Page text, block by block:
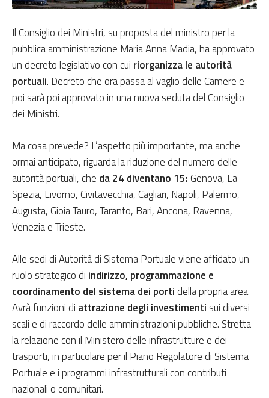
Il Consiglio dei Ministri, su proposta del ministro per la
pubblica amministrazione Maria Anna Madia, ha approvato
un decreto legislativo con cui riorganizza le autorità
portuali. Decreto che ora passa al vaglio delle Camere e
poi sarà poi approvato in una nuova seduta del Consiglio
dei Ministri.
Ma cosa prevede? L’aspetto più importante, ma anche
ormai anticipato, riguarda la riduzione del numero delle
autorità portuali, che da 24 diventano 15: Genova, La
Spezia, Livorno, Civitavecchia, Cagliari, Napoli, Palermo,
Augusta, Gioia Tauro, Taranto, Bari, Ancona, Ravenna,
Venezia e Trieste.
Alle sedi di Autorità di Sistema Portuale viene affidato un
ruolo strategico di indirizzo, programmazione e
coordinamento del sistema dei porti della propria area.
Avrà funzioni di attrazione degli investimenti sui diversi
scali e di raccordo delle amministrazioni pubbliche. Stretta
la relazione con il Ministero delle infrastrutture e dei
trasporti, in particolare per il Piano Regolatore di Sistema
Portuale e i programmi infrastrutturali con contributi
nazionali o comunitari.